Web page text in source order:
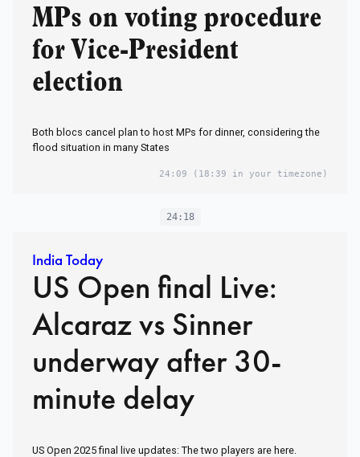
MPs on voting procedure
for Vice-President
election
Both blocs cancel plan to host MPs for dinner, considering the
flood situation in many States
24:09 (18:39 in your timezone)
24:18
India Today
US Open final Live:
Alcaraz vs Sinner
underway after 30-
minute delay
US Open 2025 final live updates: The two players are here.